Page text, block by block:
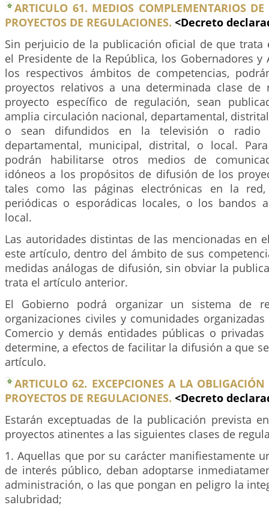
ARTICULO 61. MEDIOS COMPLEMENTARIOS
PROYECTOS DE REGULACIONES. <Decreto
Sin perjuicio de la publicación oficial de que trata
el Presidente de la República, los Gobernadores y
los respectivos ámbitos de competencias,
proyectos relativos a una determinada clase de
proyecto específico de regulación, sean
amplia circulación nacional, departamental,
o sean difundidos en la televisión o radio
departamental, municipal, distrital, o local.
podrán habilitarse otros medios de
idóneos a los propósitos de difusión de los
tales como las páginas electrónicas en la red,
periódicas o esporádicas locales, o los bandos
local.
Las autoridades distintas de las mencionadas en
este artículo, dentro del ámbito de sus
medidas análogas de difusión, sin obviar la
trata el artículo anterior.
El Gobierno podrá organizar un sistema de
organizaciones civiles y comunidades
Comercio y demás entidades públicas o
determine, a efectos de facilitar la difusión a que
artículo.
ARTICULO 62. EXCEPCIONES A LA
PROYECTOS DE REGULACIONES. <Decreto
Estarán exceptuadas de la publicación prevista
proyectos atinentes a las siguientes clases de
1. Aquellas que por su carácter manifiestamente
de interés público, deban adoptarse
administración, o las que pongan en peligro la
salubridad;